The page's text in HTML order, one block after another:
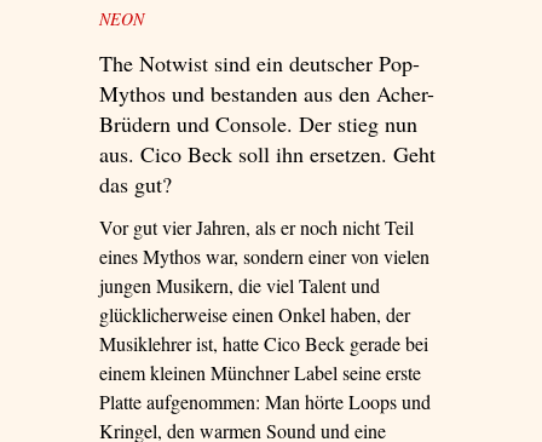
NEON
The Notwist sind ein deutscher Pop-
Mythos und bestanden aus den Acher-
Brüdern und Console. Der stieg nun
aus. Cico Beck soll ihn ersetzen. Geht
das gut?
Vor gut vier Jahren, als er noch nicht Teil
eines Mythos war, sondern einer von vielen
jungen Musikern, die viel Talent und
glücklicherweise einen Onkel haben, der
Musiklehrer ist, hatte Cico Beck gerade bei
einem kleinen Münchner Label seine erste
Platte aufgenommen: Man hörte Loops und
Kringel, den warmen Sound und eine